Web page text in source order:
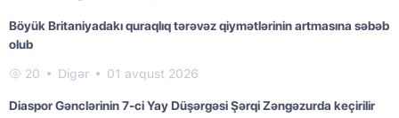
Böyük Britaniyadakı quraqlıq tərəvəz qiymətlərinin artmasına səbəb
olub
20 Digər 01 avqust 2026
Diaspor Gənclərinin 7-ci Yay Düşərgəsi Şərqi Zəngəzurda keçirilir